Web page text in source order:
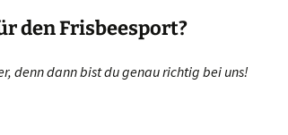
den Frisbeesport?
denn dann bist du genau rich­tig bei uns!